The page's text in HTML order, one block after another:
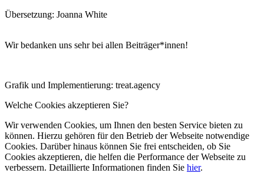
Übersetzung: Joanna White
Wir bedanken uns sehr bei allen Beiträger*innen!
Grafik und Implementierung: treat.agency
Welche Cookies akzeptieren Sie?
Wir verwenden Cookies, um Ihnen den besten Service bieten zu
können. Hierzu gehören für den Betrieb der Webseite notwendige
Cookies. Darüber hinaus können Sie frei entscheiden, ob Sie
Cookies akzeptieren, die helfen die Performance der Webseite zu
verbessern. Detaillierte Informationen finden Sie hier.